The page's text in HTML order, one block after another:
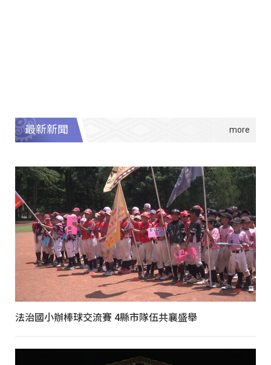
最新新聞
法治國小辦棒球交流賽 4縣市隊伍共襄盛舉